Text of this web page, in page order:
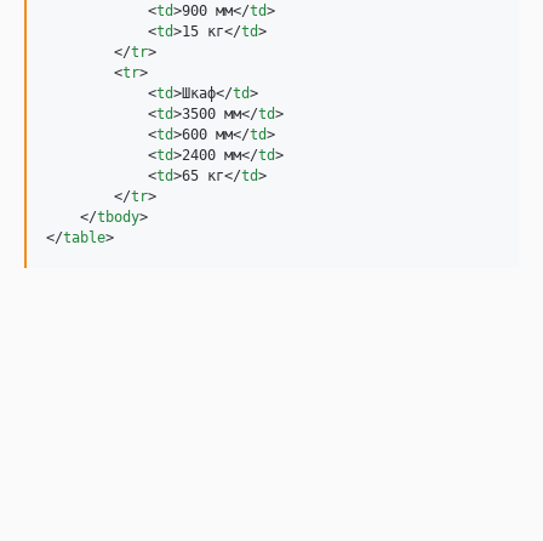
<td>900 мм</td>
<td>15 кг</td>
</tr>
<tr>
<td>Шкаф</td>
<td>3500 мм</td>
<td>600 мм</td>
<td>2400 мм</td>
<td>65 кг</td>
</tr>
</tbody>
</table>